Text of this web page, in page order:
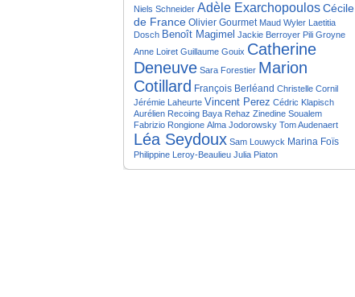
Niels Schneider Adèle ExarchopoulosCécile
de France Olivier Gourmet Maud Wyler Laetitia
Dosch Benoît Magimel Jackie Berroyer Pili Groyne
Anne Loiret Guillaume Gouix Catherine
Deneuve Sara Forestier Marion
Cotillard François Berléand Christelle Cornil
Jérémie Laheurte Vincent Perez Cédric Klapisch
Aurélien Recoing Baya Rehaz Zinedine Soualem
Fabrizio Rongione Alma Jodorowsky Tom Audenaert
Léa Seydoux Sam Louwyck Marina Foïs
Philippine Leroy-Beaulieu Julia Piaton